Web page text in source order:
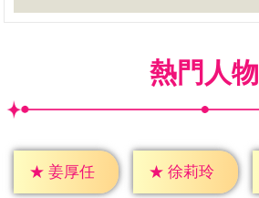
熱門人物
★ 姜厚任 ★ 徐莉玲